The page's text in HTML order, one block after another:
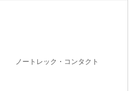
ノートレック・コンタクト